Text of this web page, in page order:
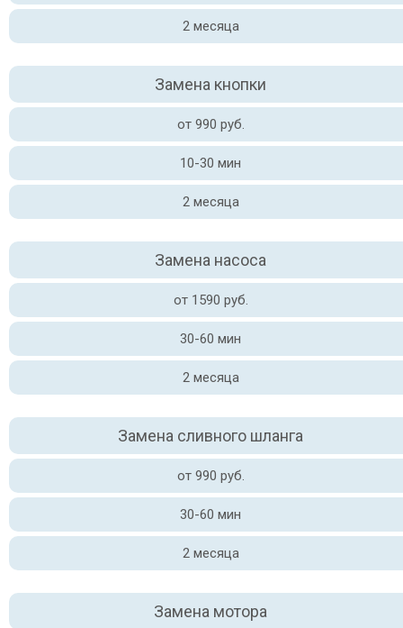
2 месяца
Замена кнопки
от 990 руб.
10-30 мин
2 месяца
Замена насоса
от 1590 руб.
30-60 мин
2 месяца
Замена сливного шланга
от 990 руб.
30-60 мин
2 месяца
Замена мотора